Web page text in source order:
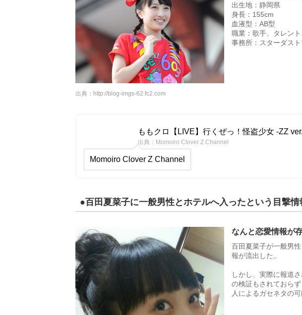
出生地：静岡県
身長：155cm
血液型：AB型
職業：歌手、タレン
事務所：スターダス
出典： http://blog-imgs-62.fc2.com
ももクロ【LIVE】行くぜっ！怪盗少女 -ZZ
出典：Momoiro Clover Z Channel
Momoiro Clover Z Channel
●百田夏菜子に一般男性とホテルへ入ったという目撃
なんと恋愛情報が
百田夏菜子が一般男
報が流出した。
しかし、実際に報道
の検証もされておら
人によるガセネタの